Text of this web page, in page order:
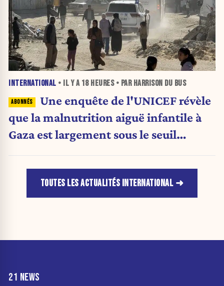
INTERNATIONAL • IL Y A 18 HEURES• PAR HARRISON DU BUS
Une enquête de l'UNICEF révèle
que la malnutrition aiguë infantile à
Gaza est largement sous le seuil
TOUTES LES ACTUALITÉS INTERNATIONAL
21 NEWS